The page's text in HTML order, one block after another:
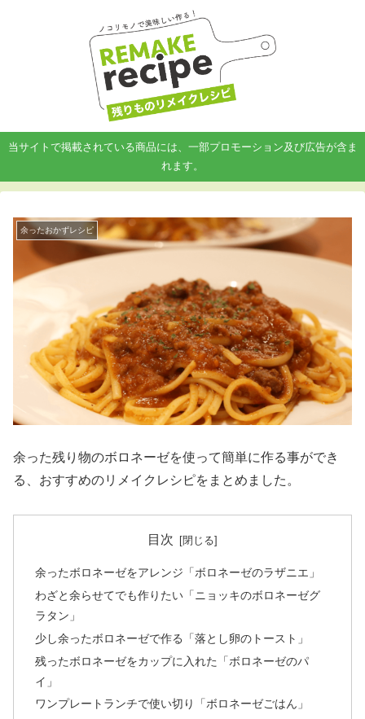
当サイトで掲載されている商品には、一部プロモーション及び広告が含ま
れます。
余ったおかずレシピ
余った残り物のボロネーゼを使って簡単に作る事ができ
る、おすすめのリメイクレシピをまとめました。
目次
余ったボロネーゼをアレンジ「ボロネーゼのラザニエ」
わざと余らせてでも作りたい「ニョッキのボロネーゼグ
ラタン」
少し余ったボロネーゼで作る「落とし卵のトースト」
残ったボロネーゼをカップに入れた「ボロネーゼのパ
イ」
ワンプレートランチで使い切り「ボロネーゼごはん」